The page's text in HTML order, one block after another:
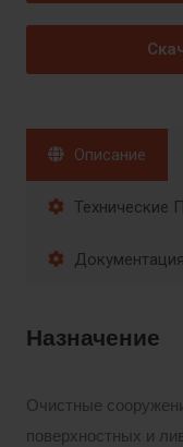
Описание
Технические
Документация
Назначение
Очистные
поверхностных и